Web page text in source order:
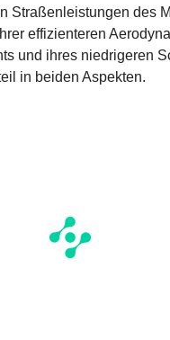
Straßenleistungen des
effizienteren
und ihres niedrigeren
in beiden Aspekten.